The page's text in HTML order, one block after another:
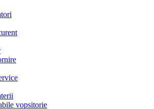
vopsitorie